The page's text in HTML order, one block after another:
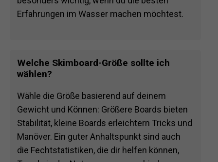
Erfahrungen im Wasser machen möchtest.
Welche Skimboard-Größe sollte ich
wählen?
Wähle die Größe basierend auf deinem
Gewicht und Können: Größere Boards bieten
Stabilität, kleine Boards erleichtern Tricks und
Manöver. Ein guter Anhaltspunkt sind auch
die Fechtstatistiken, die dir helfen können,